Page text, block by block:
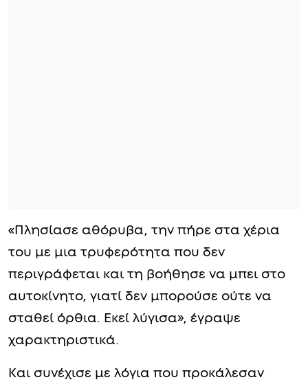
«Πλησίασε αθόρυβα, την πήρε στα χέρια
του με μια τρυφερότητα που δεν
περιγράφεται και τη βοήθησε να μπει στο
αυτοκίνητο, γιατί δεν μπορούσε ούτε να
σταθεί όρθια. Εκεί λύγισα», έγραψε
χαρακτηριστικά.
Και συνέχισε με λόγια που προκάλεσαν